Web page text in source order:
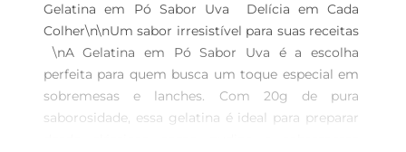
Gelatina em Pó Sabor Uva  Delícia em Cada
Colher\n\nUm sabor irresistível para suas receitas
\nA Gelatina em Pó Sabor Uva é a escolha
perfeita para quem busca um toque especial em
sobremesas e lanches. Com 20g de pura
saborosidade, essa gelatina é ideal para preparar